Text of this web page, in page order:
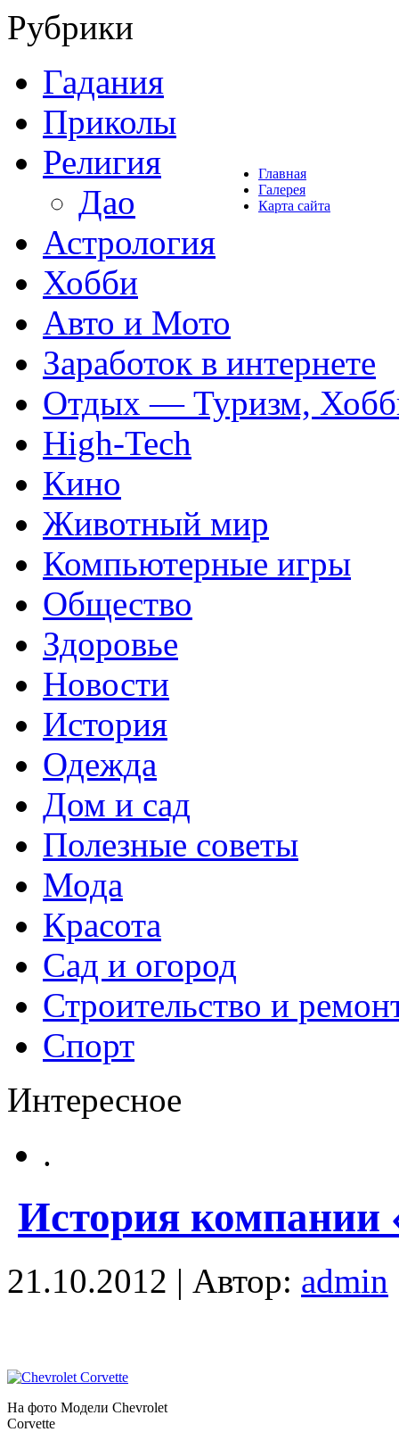
Главная
Галерея
Карта сайта
Рубрики
Гадания
Приколы
Религия
Дао
Астрология
Хобби
Авто и Мото
Заработок в интернете
Отдых — Туризм,
High-Tech
Кино
Животный мир
Компьютерные игры
Общество
Здоровье
Новости
История
Одежда
Дом и сад
Полезные советы
Мода
Красота
Сад и огород
Строительство и
Спорт
Интересное
.
История компании
21.10.2012 | Автор: admin
На фото Модели Chevrolet
Corvette